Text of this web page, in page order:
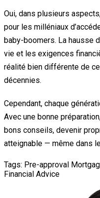
Oui, dans plusieurs
pour les milléniaux
baby-boomers. La hausse
vie et les exigences
réalité bien différente de
décennies.
Cependant, chaque
Avec une bonne
bons conseils, devenir
atteignable — même dans
Tags: Pre-approval
Financial Advice